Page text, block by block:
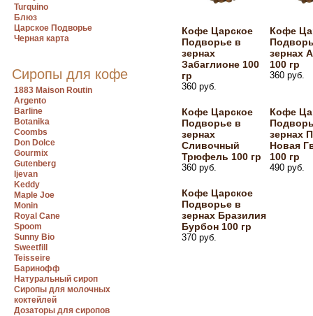
Turquino
Блюз
Царское Подворье
Черная карта
Сиропы для кофе
1883 Maison Routin
Argento
Barline
Botanika
Coombs
Don Dolce
Gourmix
Gutenberg
Ijevan
Keddy
Maple Joe
Monin
Royal Cane
Spoom
Sunny Bio
Sweetfill
Teisseire
Баринофф
Натуральный сироп
Сиропы для молочных
коктейлей
Дозаторы для сиропов
Кофе Царское
Подворье в
зернах
Забаглионе 100
гр
360 руб.
Кофе
зернах
100 гр
360 руб.
Кофе Царское
Подворье в
зернах
Сливочный
Трюфель 100 гр
360 руб.
Кофе
зернах
Новая
100 гр
490 руб.
Кофе Царское
Подворье в
зернах Бразилия
Бурбон 100 гр
370 руб.